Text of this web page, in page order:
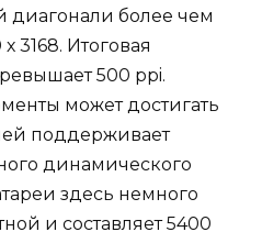
диагонали более чем
3168. Итоговая
500 ppi.
может достигать
поддерживает
динамического
здесь немного
и составляет 5400